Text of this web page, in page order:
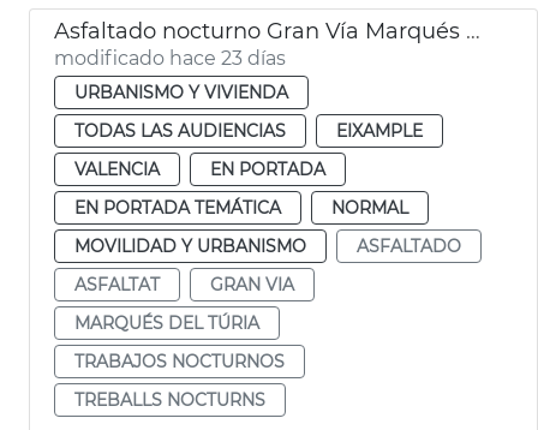
Asfaltado nocturno Gran Vía Marqués del Turia València
modificado hace 23 días
URBANISMO Y VIVIENDA
TODAS LAS AUDIENCIAS
EIXAMPLE
VALENCIA
EN PORTADA
EN PORTADA TEMÁTICA
NORMAL
MOVILIDAD Y URBANISMO
ASFALTADO
ASFALTAT
GRAN VIA
MARQUÉS DEL TÚRIA
TRABAJOS NOCTURNOS
TREBALLS NOCTURNS